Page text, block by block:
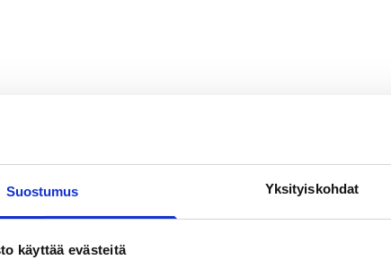
Suostumus Yksityiskohdat
käyttää evästeitä